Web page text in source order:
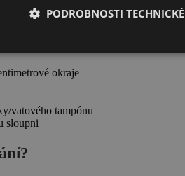
okraje
vatového tampónu
sloupni
PODROBNOSTI TECHNICKÉ